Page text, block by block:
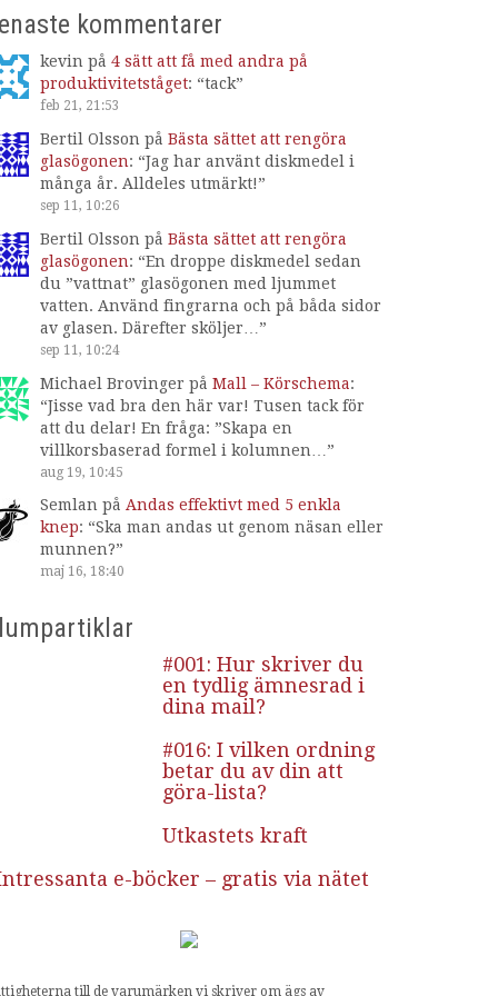
kommentarer
kevin på 4 sätt att få med andra på
produktivitetståget: “tack”
feb 21, 21:53
Bertil Olsson på Bästa sättet att rengöra
glasögonen: “Jag har använt diskmedel i
många år. Alldeles utmärkt!”
sep 11, 10:26
Bertil Olsson på Bästa sättet att rengöra
glasögonen: “En droppe diskmedel sedan
du ”vattnat” glasögonen med ljummet
vatten. Använd fingrarna och på båda sidor
av glasen. Därefter sköljer… ”
sep 11, 10:24
Michael Brovinger på Mall – Körschema:
“Jisse vad bra den här var! Tusen tack för
att du delar! En fråga: ”Skapa en
villkorsbaserad formel i kolumnen… ”
aug 19, 10:45
Semlan på Andas effektivt med 5 enkla
knep: “Ska man andas ut genom näsan eller
munnen?”
maj 16, 18:40
#001: Hur skriver du
en tydlig ämnesrad i
dina mail?
#016: I vilken ordning
betar du av din att
göra-lista?
Utkastets kraft
e-böcker – gratis via nätet
till de varumärken vi skriver om ägs av